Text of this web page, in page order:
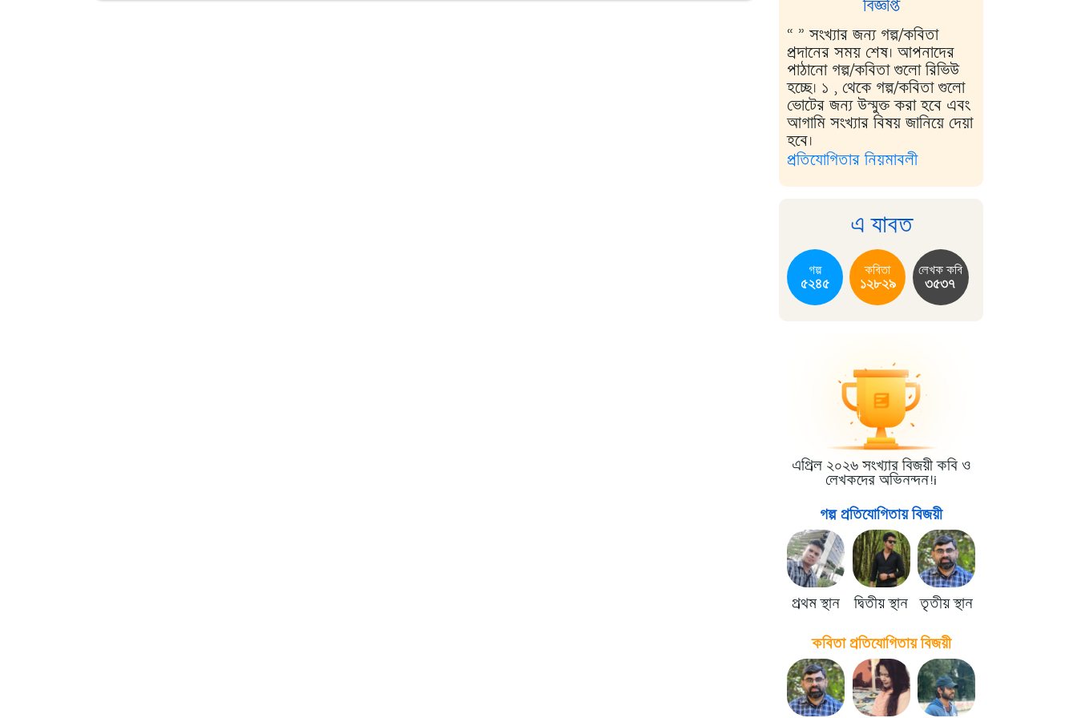
বিজ্ঞপ্তি
“ ” সংখ্যার জন্য গল্প/কবিতা
প্রদানের সময় শেষ। আপনাদের
পাঠানো গল্প/কবিতা গুলো রিভিউ
হচ্ছে। ১ , থেকে গল্প/কবিতা গুলো
ভোটের জন্য উন্মুক্ত করা হবে এবং
আগামি সংখ্যার বিষয় জানিয়ে দেয়া
হবে।
প্রতিযোগিতার নিয়মাবলী
এ যাবত
গল্প
৫২৪৫
কবিতা
১২৮২৯
লেখক কবি
৩৫৩৭
এপ্রিল ২০২৬ সংখ্যার বিজয়ী কবি ও
লেখকদের অভিনন্দন!i
গল্প প্রতিযোগিতায় বিজয়ী
প্রথম স্থান দ্বিতীয় স্থান তৃতীয় স্থান
কবিতা প্রতিযোগিতায় বিজয়ী